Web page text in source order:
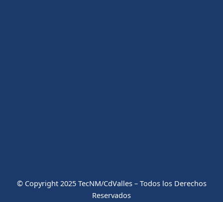
© Copyright 2025 TecNM/CdValles – Todos los Derechos
Reservados